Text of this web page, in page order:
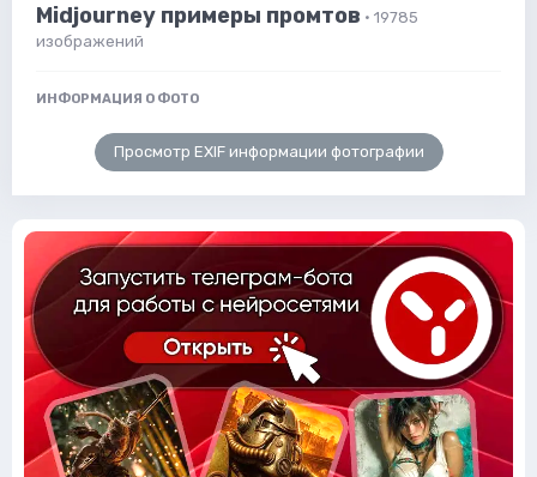
Midjourney примеры промтов · 19785
изображений
ИНФОРМАЦИЯ О ФОТО
Просмотр EXIF информации фотографии